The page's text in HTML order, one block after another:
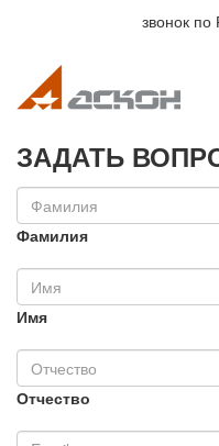
звонок по
ЗАДАТЬ
Фамилия
Имя
Отчество